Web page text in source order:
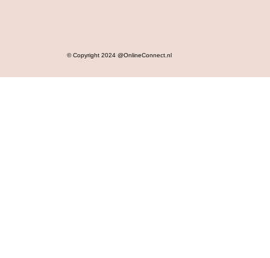
© Copyright 2024 @OnlineConnect.nl